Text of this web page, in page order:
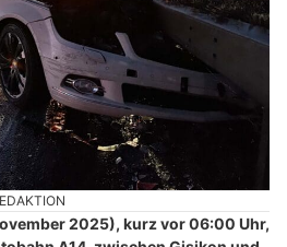
2025), kurz vor 06:00 Uhr,